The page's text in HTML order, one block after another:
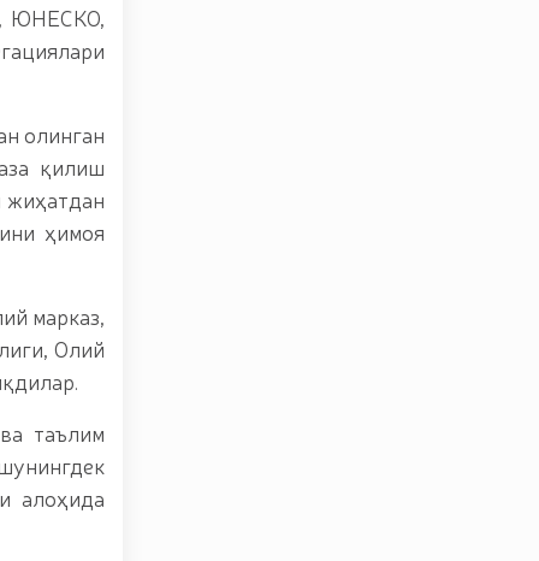
ЮНЕСКО,
олинган
қилиш
жиҳатдан
ҳимоя
марказ,
Олий
таълим
алоҳида